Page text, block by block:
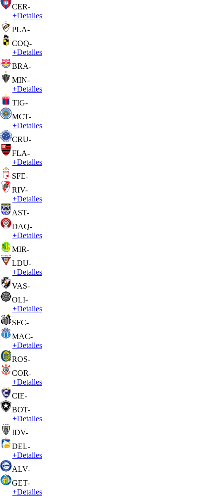
CER-
+Detalles
PLA-
COQ-
+Detalles
BRA-
MIN-
+Detalles
TIG-
MCT-
+Detalles
CRU-
FLA-
+Detalles
SFE-
RIV-
+Detalles
AST-
DAQ-
+Detalles
MIR-
LDU-
+Detalles
VAS-
OLI-
+Detalles
SFC-
MAC-
+Detalles
ROS-
COR-
+Detalles
CIE-
BOT-
+Detalles
IDV-
DEL-
+Detalles
ALV-
GET-
+Detalles